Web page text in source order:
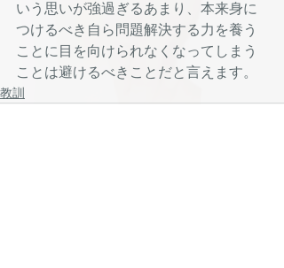
いう思いが強過ぎるあまり、本来身に
つけるべき自ら問題解決する力を養う
ことに目を向けられなくなってしまう
ことは避けるべきことだと言えます。
教訓